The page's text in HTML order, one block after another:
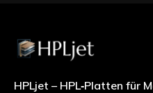
HPLjet – HPL‑Platten für